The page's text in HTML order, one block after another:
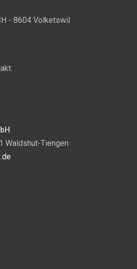
- 8604 Volketswil
Waldshut-Tiengen